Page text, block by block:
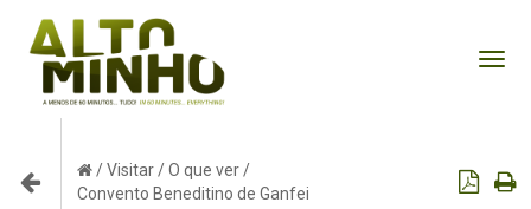
/Visitar/O que ver/
Convento Beneditino de Ganfei